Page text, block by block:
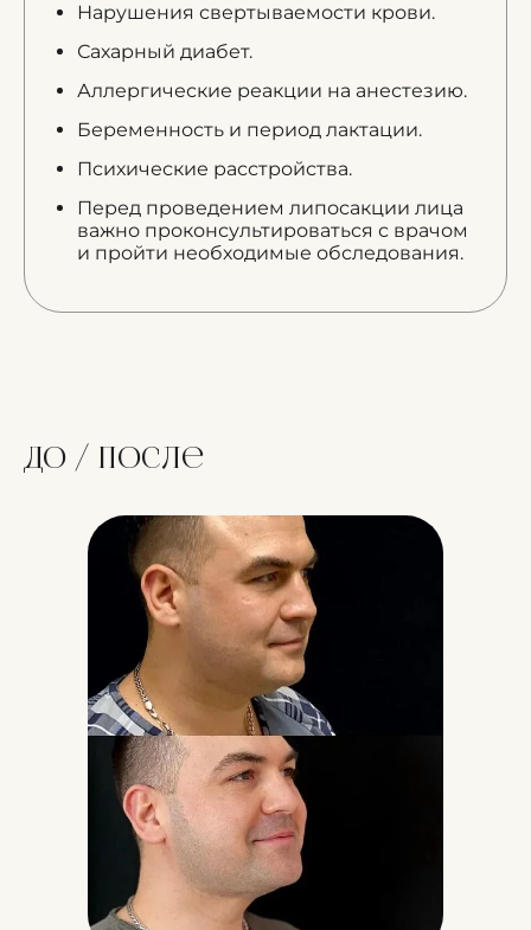
Нарушения свертываемости крови.
Сахарный диабет.
Аллергические реакции на анестезию.
Беременность и период лактации.
Психические расстройства.
Перед проведением липосакции лица
важно проконсультироваться с врачом
и пройти необходимые обследования.
До / после